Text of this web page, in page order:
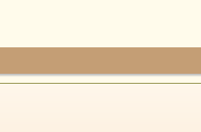
で色が異なります
く含まれる物の